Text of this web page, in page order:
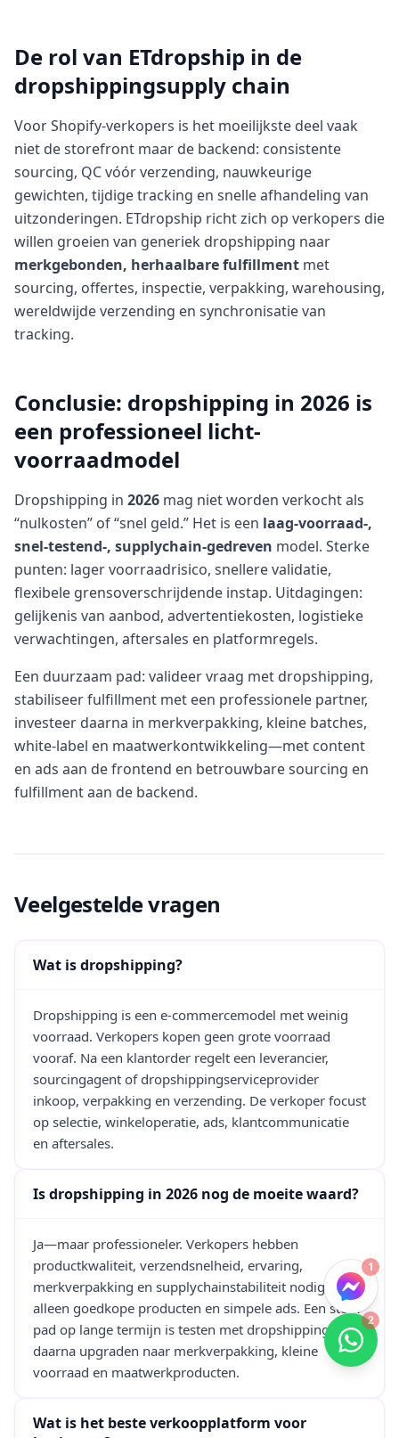
De rol van ETdropship in de
dropshippingsupply chain
Voor Shopify-verkopers is het moeilijkste deel vaak
niet de storefront maar de backend: consistente
sourcing, QC vóór verzending, nauwkeurige
gewichten, tijdige tracking en snelle afhandeling van
uitzonderingen. ETdropship richt zich op verkopers die
willen groeien van generiek dropshipping naar
merkgebonden, herhaalbare fulfillment met
sourcing, offertes, inspectie, verpakking, warehousing,
wereldwijde verzending en synchronisatie van
tracking.
Conclusie: dropshipping in 2026 is
een professioneel licht-
voorraadmodel
Dropshipping in 2026 mag niet worden verkocht als
“nulkosten” of “snel geld.” Het is een laag-voorraad-,
snel-testend-, supplychain-gedreven model. Sterke
punten: lager voorraadrisico, snellere validatie,
flexibele grensoverschrijdende instap. Uitdagingen:
gelijkenis van aanbod, advertentiekosten, logistieke
verwachtingen, aftersales en platformregels.
Een duurzaam pad: valideer vraag met dropshipping,
stabiliseer fulfillment met een professionele partner,
investeer daarna in merkverpakking, kleine batches,
white-label en maatwerkontwikkeling—met content
en ads aan de frontend en betrouwbare sourcing en
fulfillment aan de backend.
Veelgestelde vragen
Wat is dropshipping?
Dropshipping is een e-commercemodel met weinig
voorraad. Verkopers kopen geen grote voorraad
vooraf. Na een klantorder regelt een leverancier,
sourcingagent of dropshippingserviceprovider
inkoop, verpakking en verzending. De verkoper focust
op selectie, winkeloperatie, ads, klantcommunicatie
en aftersales.
Is dropshipping in 2026 nog de moeite waard?
Ja—maar professioneler. Verkopers hebben
productkwaliteit, verzendsnelheid, ervaring,
merkverpakking en supplychainstabiliteit nodig—niet
alleen goedkope producten en simpele ads. Een sterk
pad op lange termijn is testen met dropshipping en
daarna upgraden naar merkverpakking, kleine
voorraad en maatwerkproducten.
Wat is het beste verkoopplatform voor
1
2